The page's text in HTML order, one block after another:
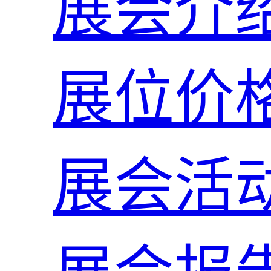
展位价
展会活